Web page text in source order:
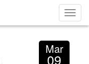
la
Mar
09